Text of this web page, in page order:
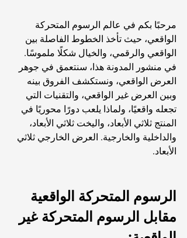
مرحبًا بكم في عالم الرسوم المتحركة
الواقعي، حيث تأخذ الخطوط الفاصلة بين
الواقعي والرقمي، والخيال شكلًا ملموسًا.
في منشور المدونة هذا، سنتعمق في جوهر
العرض الواقعي، ونستكشف الفروق بينه
وبين العرض غير الواقعي، والتقنيات التي
تجعله واقعيًا، ولماذا يلعب دورًا محوريًا في
المنتج ثلاثي الأبعاد، واليخت ثلاثي الأبعاد،
والداخلية والخارجية. العرض الخارجي ثلاثي
الأبعاد.
الرسوم المتحركة الواقعية
مقابل الرسوم المتحركة غير